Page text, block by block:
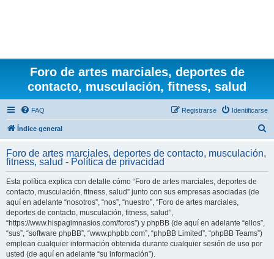
Foro de artes marciales, deportes de
contacto, musculación, fitness, salud
FAQ Identificarse
Registrarse
Índice general
c
Foro de artes marciales, deportes de contacto, musculación,
fitness, salud - Política de privacidad
Esta política explica con detalle cómo “Foro de artes marciales, deportes de
contacto, musculación, fitness, salud” junto con sus empresas asociadas (de
aquí en adelante “nosotros”, “nos”, “nuestro”, “Foro de artes marciales,
deportes de contacto, musculación, fitness, salud”,
“https://www.hispagimnasios.com/foros”) y phpBB (de aquí en adelante “ellos”,
“sus”, “software phpBB”, “www.phpbb.com”, “phpBB Limited”, “phpBB Teams”)
emplean cualquier información obtenida durante cualquier sesión de uso por
usted (de aquí en adelante “su información”).